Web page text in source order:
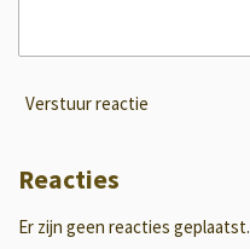
Verstuur reactie
Reacties
Er zijn geen reacties geplaatst.